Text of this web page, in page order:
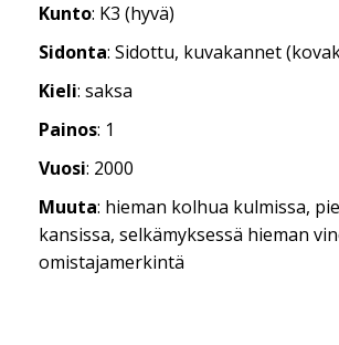
Kunto: K3 (hyvä)
Sidonta: Sidottu, kuvakannet
Kieli: saksa
Painos: 1
Vuosi: 2000
Muuta: hieman kolhua kulmissa,
kansissa, selkämyksessä hieman
omistajamerkintä